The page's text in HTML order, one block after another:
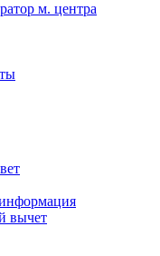
м. центра
вычет